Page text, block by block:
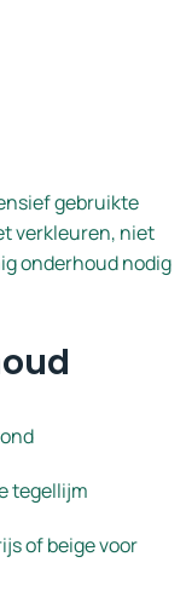
gebruikte
verkleuren, niet
onderhoud nodig
tegellijm
of beige voor